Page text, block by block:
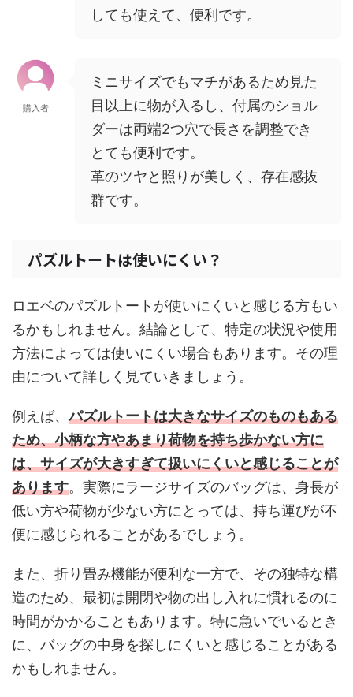
しても使えて、便利です。
購入者
ミニサイズでもマチがあるため見た
目以上に物が入るし、付属のショル
ダーは両端2つ穴で長さを調整でき
とても便利です。
革のツヤと照りが美しく、存在感抜
群です。
パズルトートは使いにくい？
ロエベのパズルトートが使いにくいと感じる方もい
るかもしれません。結論として、特定の状況や使用
方法によっては使いにくい場合もあります。その理
由について詳しく見ていきましょう。
例えば、パズルトートは大きなサイズのものもある
ため、小柄な方やあまり荷物を持ち歩かない方に
は、サイズが大きすぎて扱いにくいと感じることが
あります。実際にラージサイズのバッグは、身長が
低い方や荷物が少ない方にとっては、持ち運びが不
便に感じられることがあるでしょう。
また、折り畳み機能が便利な一方で、その独特な構
造のため、最初は開閉や物の出し入れに慣れるのに
時間がかかることもあります。特に急いでいるとき
に、バッグの中身を探しにくいと感じることがある
かもしれません。